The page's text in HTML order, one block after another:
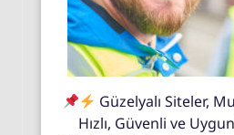
Güzelyalı Siteler,
Hızlı, Güvenli ve